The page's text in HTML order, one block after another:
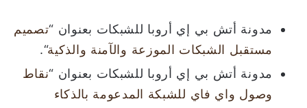
مدونة أتش بي إي أروبا للشبكات بعنوان “تصميم
مستقبل الشبكات الموزعة والآمنة والذكية“.
مدونة أتش بي إي أروبا للشبكات بعنوان “نقاط
وصول واي فاي للشبكة المدعومة بالذكاء